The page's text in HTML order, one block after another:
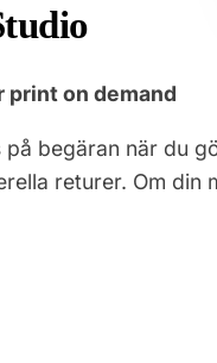
print on demand
begäran när du
returer. Om